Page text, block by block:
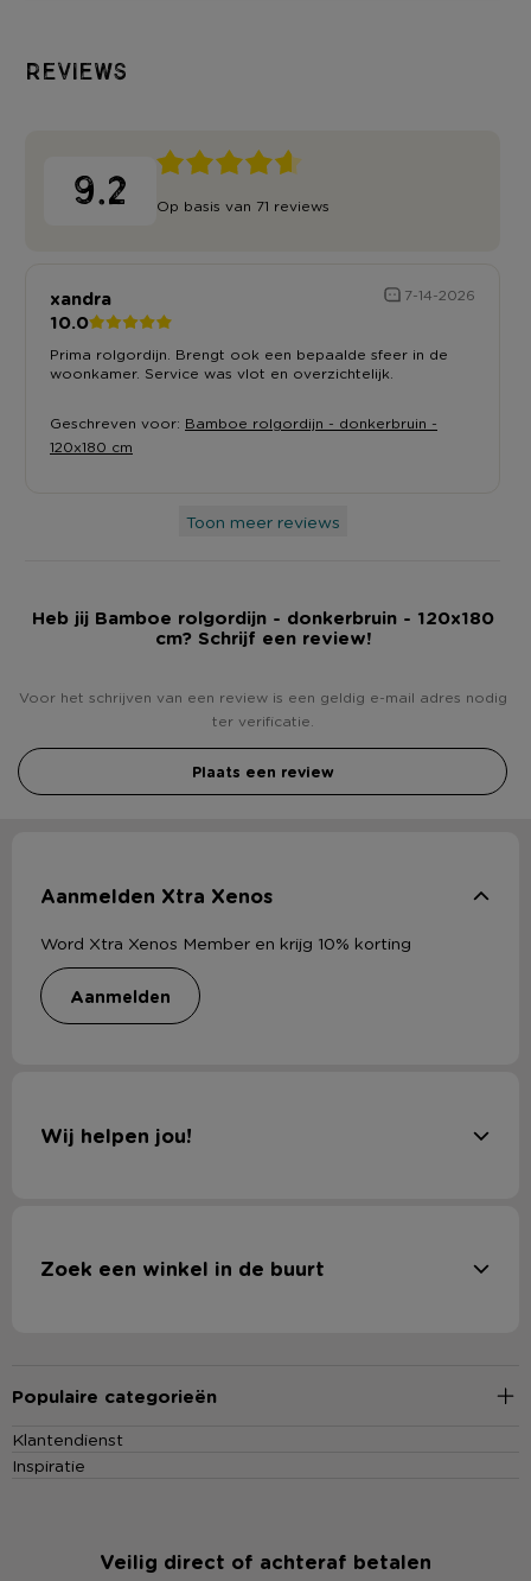
kwijt of toch even dubbel checken?
instructies.
Reviews
9.2 Op basis van 71 reviews
xandra 7-14-2026
10.0
Prima rolgordijn. Brengt ook een bepaalde sfeer in de
woonkamer. Service was vlot en overzichtelijk.
Geschreven voor: Bamboe rolgordijn - donkerbruin -
120x180 cm
Toon meer reviews
Heb jij Bamboe rolgordijn - donkerbruin - 120x180
cm? Schrijf een review!
Voor het schrijven van een review is een geldig e-mail adres nodig
ter verificatie.
Plaats een review
Aanmelden Xtra Xenos
Word Xtra Xenos Member en krijg 10% korting
aanmelden
Wij helpen jou!
Zoek een winkel in de buurt
Populaire categorieën
Klantendienst
Inspiratie
Veilig direct of achteraf betalen